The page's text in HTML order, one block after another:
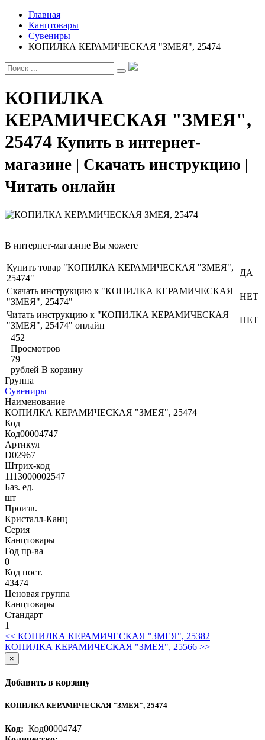
Главная
Канцтовары
Сувениры
КОПИЛКА КЕРАМИЧЕСКАЯ "ЗМЕЯ", 25474
КОПИЛКА
КЕРАМИЧЕСКАЯ "ЗМЕЯ",
25474 Купить в интернет-
магазине | Скачать инструкцию |
Читать онлайн
В интернет-магазине Вы можете
Купить товар "КОПИЛКА КЕРАМИЧЕСКАЯ "ЗМЕЯ",
25474"
ДА
Скачать инструкцию к "КОПИЛКА КЕРАМИЧЕСКАЯ
"ЗМЕЯ", 25474"
НЕТ
Читать инструкцию к "КОПИЛКА КЕРАМИЧЕСКАЯ
"ЗМЕЯ", 25474" онлайн
НЕТ
452
Просмотров
79
рублей В корзину
Группа
Сувениры
Наименование
КОПИЛКА КЕРАМИЧЕСКАЯ "ЗМЕЯ", 25474
Код
Код00004747
Артикул
D02967
Штрих-код
1113000002547
Баз. ед.
шт
Произв.
Кристалл-Канц
Серия
Канцтовары
Год пр-ва
0
Код пост.
43474
Ценовая группа
Канцтовары
Стандарт
1
<< КОПИЛКА КЕРАМИЧЕСКАЯ "ЗМЕЯ", 25382
КОПИЛКА КЕРАМИЧЕСКАЯ "ЗМЕЯ", 25566 >>
×
Добавить в корзину
КОПИЛКА КЕРАМИЧЕСКАЯ "ЗМЕЯ", 25474
Код: Код00004747